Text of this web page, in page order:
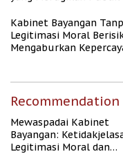
Kabinet Bayangan
Legitimasi Moral
Mengaburkan
Recommendation
Mewaspadai Kabinet
Bayangan:
Legitimasi Moral dan